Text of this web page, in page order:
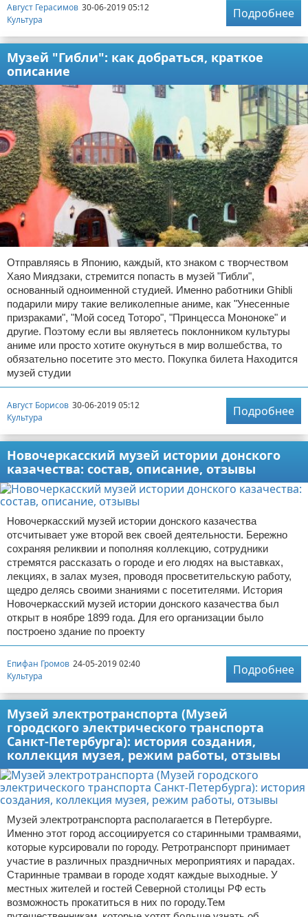
Август Герасимов 30-06-2019 05:12
Культура
Подробнее
Музей "Гибли": как добраться, краткое
описание
Отправляясь в Японию, каждый, кто знаком с творчеством
Хаяо Миядзаки, стремится попасть в музей "Гибли",
основанный одноименной студией. Именно работники Ghibli
подарили миру такие великолепные аниме, как "Унесенные
призраками", "Мой сосед Тоторо", "Принцесса Мононоке" и
другие. Поэтому если вы являетесь поклонником культуры
аниме или просто хотите окунуться в мир волшебства, то
обязательно посетите это место. Покупка билета Находится
музей студии
Август Борисов 30-06-2019 05:12
Культура
Подробнее
Новочеркасский музей истории донского
казачества: состав, описание, отзывы
Новочеркасский музей истории донского казачества
отсчитывает уже второй век своей деятельности. Бережно
сохраняя реликвии и пополняя коллекцию, сотрудники
стремятся рассказать о городе и его людях на выставках,
лекциях, в залах музея, проводя просветительскую работу,
щедро делясь своими знаниями с посетителями. История
Новочеркасский музей истории донского казачества был
открыт в ноябре 1899 года. Для его организации было
построено здание по проекту
Епифан Громов 24-05-2019 02:40
Культура
Подробнее
Музей электротранспорта (Музей
городского электрического транспорта
Санкт-Петербурга): история создания,
коллекция музея, режим работы, отзывы
Музей электротранспорта располагается в Петербурге.
Именно этот город ассоциируется со старинными трамваями,
которые курсировали по городу. Ретротранспорт принимает
участие в различных праздничных мероприятиях и парадах.
Старинные трамваи в городе ходят каждые выходные. У
местных жителей и гостей Северной столицы РФ есть
возможность прокатиться в них по городу.Тем